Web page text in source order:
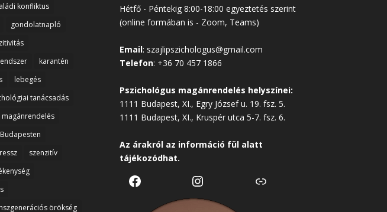
konfliktus
gondolatnapló
karantén
lebegés
tanácsadás
szenzitív
örökség
Hétfő - Péntekig 8:00-18:00 egyeztetés szerint
(online formában is - Zoom, Teams)
Email: szajlipszichologus@gmail.com
Telefon: +36 70 457 1866
Pszichológus magánrendelés helyszínei:
1111 Budapest, XI., Egry József u. 19. fsz. 5.
1111 Budapest, XI., Kruspér utca 5-7. fsz. 6.
Az árakról az információ fül alatt
tájékozódhat.
Facebook InstagramLink